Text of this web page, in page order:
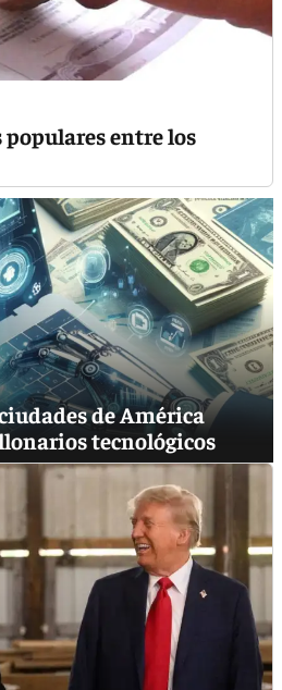
populares entre los
de América
tecnológicos